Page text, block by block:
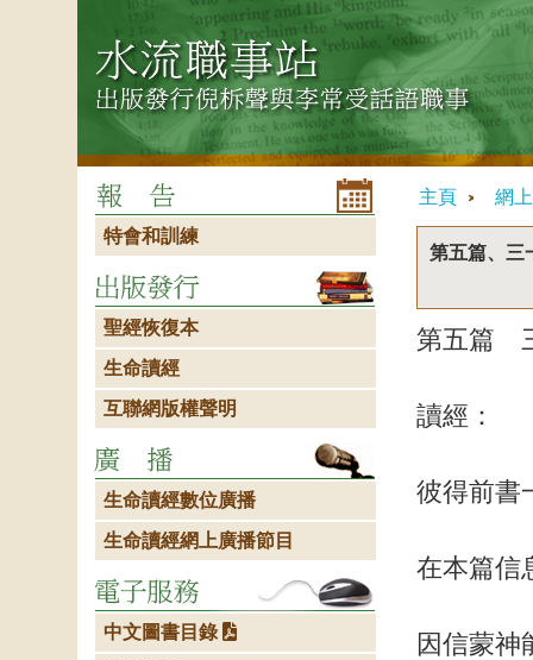
主頁 網
第五篇、三
第五篇
讀經：
彼得前書
在本篇信
因信蒙神
特會和訓練
聖經恢復本
生命讀經
互聯網版權聲明
生命讀經數位廣播
生命讀經網上廣播節目
中文圖書目錄